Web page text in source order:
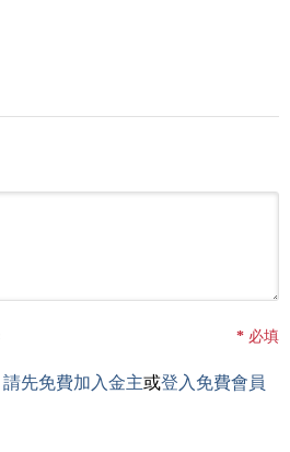
* 必填
請先免費加入金主或登入免費會員